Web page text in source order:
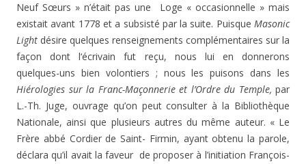
Neuf Sœurs » n’était pas une Loge « occasionnelle » mais
existait avant 1778 et a subsisté par la suite. Puisque Masonic
Light désire quelques renseignements complémentaires sur la
façon dont l‘écrivain fut reçu, nous lui en donnerons
quelques-uns bien volontiers ; nous les puisons dans les
Hiérologies sur la Franc-Maçonnerie et l’Ordre du Temple, par
L.-Th. Juge, ouvrage qu’on peut consulter à la Bibliothèque
Nationale, ainsi que plusieurs autres du même auteur. « Le
Frère abbé Cordier de Saint- Firmin, ayant obtenu la parole,
déclara qu’il avait la faveur de proposer à l’initiation François-